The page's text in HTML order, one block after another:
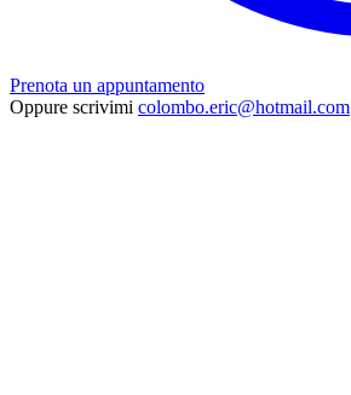
Prenota un appuntamento
Oppure scrivimi colombo.eric@hotmail.com